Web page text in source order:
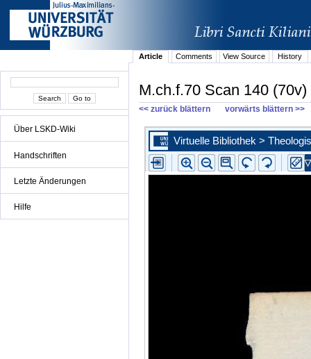
Über LSKD-Wiki
Handschriften
Letzte Änderungen
Hilfe
Article Comments View Source History
M.ch.f.70 Scan 140 (70v)
<< zurück blättern vorwärts blättern >>